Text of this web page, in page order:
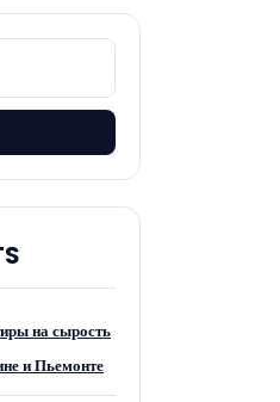
на сырость
и Пьемонте